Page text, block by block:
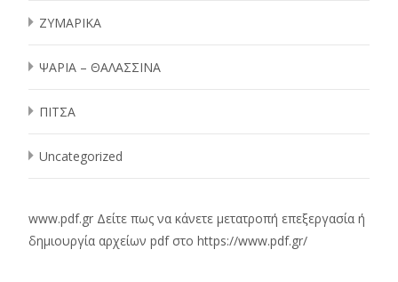
ΖΥΜΑΡΙΚΑ
ΨΑΡΙΑ – ΘΑΛΑΣΣΙΝΑ
ΠΙΤΣΑ
Uncategorized
www.pdf.gr Δείτε πως να κάνετε μετατροπή επεξεργασία ή
δημιουργία αρχείων pdf στο https://www.pdf.gr/